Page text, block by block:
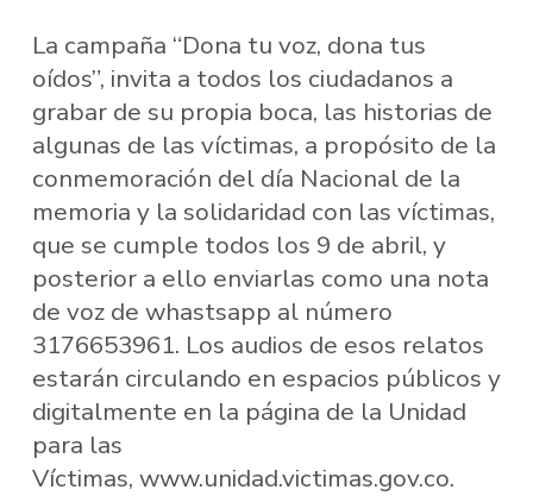
La campaña “Dona tu voz, dona tus
oídos”, invita a todos los ciudadanos a
grabar de su propia boca, las historias de
algunas de las víctimas, a propósito de la
conmemoración del día Nacional de la
memoria y la solidaridad con las víctimas,
que se cumple todos los 9 de abril, y
posterior a ello enviarlas como una nota
de voz de whastsapp al número
3176653961. Los audios de esos relatos
estarán circulando en espacios públicos y
digitalmente en la página de la Unidad
para las
Víctimas, www.unidad.victimas.gov.co.